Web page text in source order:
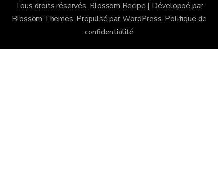
Tous droits réservés. Blossom Recipe | Développé par
Blossom Themes. Propulsé parWordPress. Politique de
confidentialité